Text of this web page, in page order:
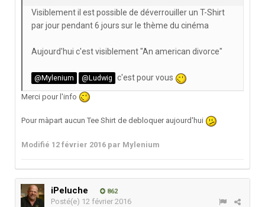
Visiblement il est possible de déverrouiller un T-Shirt
par jour pendant 6 jours sur le thème du cinéma
Aujourd'hui c'est visiblement "An american divorce"
@Mylenium @Ludwig c'est pour vous
Merci pour l'info
Pour màpart aucun Tee Shirt de debloquer aujourd'hui
Modifié 12 février 2016 par Mylenium
iPeluche 862
Posté(e) 12 février 2016